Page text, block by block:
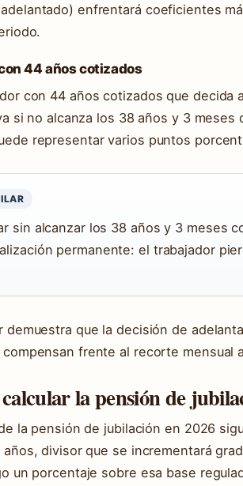
enfrentará coeficientes
44 años cotizados
con 44 años cotizados que decida
si no alcanza los 38 años y 3
representar varios puntos
sin alcanzar los 38 años y 3 meses
permanente: el trabajador
demuestra que la decisión de
frente al recorte mensual
la pensión de
la pensión de jubilación en 2026
divisor que se incrementará
un porcentaje sobre esa base